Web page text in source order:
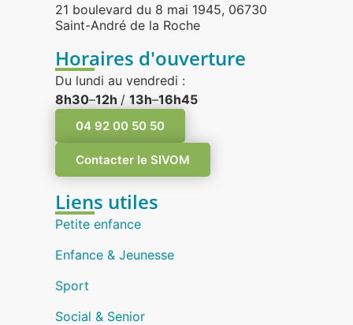
21 boulevard du 8 mai 1945, 06730
Saint-André de la Roche
Horaires d'ouverture
Du lundi au vendredi :
8h30–12h / 13h–16h45
04 92 00 50 50
Contacter le SIVOM
Liens utiles
Petite enfance
Enfance & Jeunesse
Sport
Social & Senior